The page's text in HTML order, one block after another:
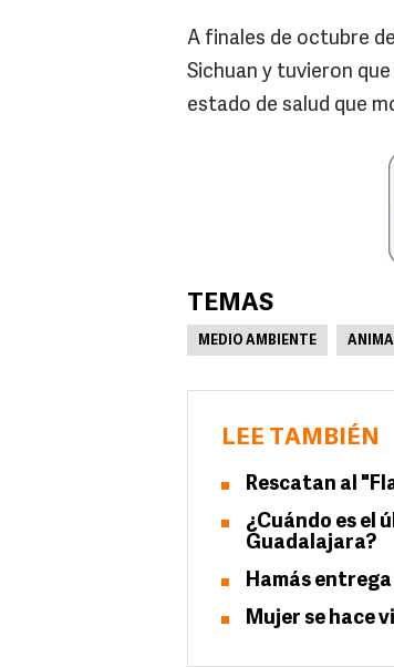
A finales de octubre
Sichuan y tuvieron
estado de salud que
TEMAS
MEDIO AMBIENTE
LEE TAMBIÉN
Rescatan al
¿Cuándo es el
Guadalajara?
Hamás
Mujer se hace